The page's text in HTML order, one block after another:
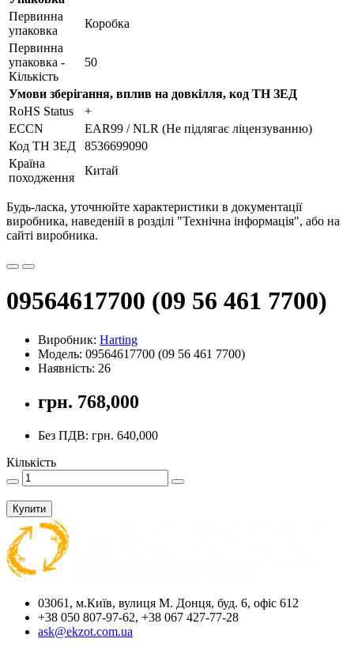
Первинна
упаковка
Коробка
Первинна
упаковка -
Кількість
50
Умови зберігання, вплив на довкілля, код ТН ЗЕД
RoHS Status
+
ECCN
EAR99 / NLR (Не підлягає ліцензуванню)
Код ТН ЗЕД
8536699090
Країна
походження
Китай
Будь-ласка, уточнюйте характеристики в документації
виробника, наведеній в розділі "Технічна інформація", або на
сайті виробника.
09564617700 (09 56 461 7700)
Виробник: Harting
Модель: 09564617700 (09 56 461 7700)
Наявність: 26
грн. 768,000
Без ПДВ: грн. 640,000
Кількість
Купити
03061, м.Київ, вулиця М. Донця, буд. 6, офіс 612
+38 050 807-97-62, +38 067 427-77-28
ask@ekzot.com.ua